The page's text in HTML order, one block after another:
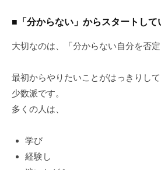
■「分からない」からスタートして
大切なのは、「分からない自分を否定
最初からやりたいことがはっきりし
少数派です。
多くの人は、
学び
経験し